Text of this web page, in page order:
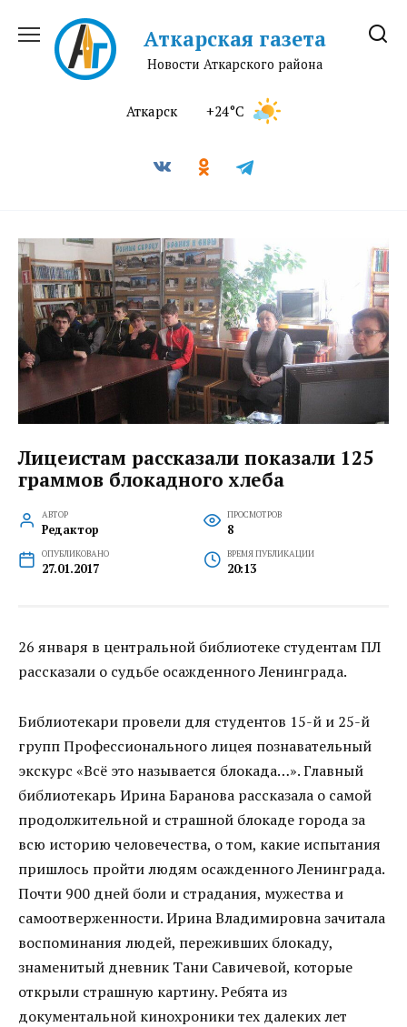
содержанию
Аткарская газета
Новости Аткарского района
Аткарск +24°C
Лицеистам рассказали показали 125
граммов блокадного хлеба
АВТОР
Редактор
ПРОСМОТРОВ
8
ОПУБЛИКОВАНО
27.01.2017
ВРЕМЯ ПУБЛИКАЦИИ
20:13
26 января в центральной библиотеке студентам ПЛ
рассказали о судьбе осажденного Ленинграда.
Библиотекари провели для студентов 15-й и 25-й
групп Профессионального лицея познавательный
экскурс «Всё это называется блокада…». Главный
библиотекарь Ирина Баранова рассказала о самой
продолжительной и страшной блокаде города за
всю историю человечества, о том, какие испытания
пришлось пройти людям осажденного Ленинграда.
Почти 900 дней боли и страдания, мужества и
самоотверженности. Ирина Владимировна зачитала
воспоминания людей, переживших блокаду,
знаменитый дневник Тани Савичевой, которые
открыли страшную картину. Ребята из
документальной кинохроники тех далеких лет